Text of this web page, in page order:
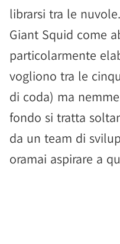
librarsi tra le
Giant Squid come
particolarmente
vogliono tra le
di coda) ma
fondo si tratta
da un team di
oramai aspirare a